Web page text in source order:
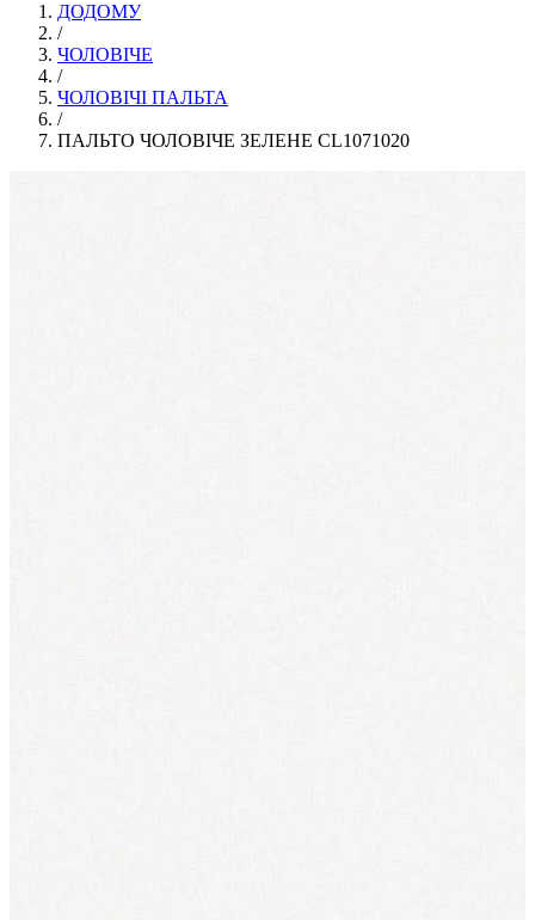
ДОДОМУ
/
ЧОЛОВІЧЕ
/
ЧОЛОВІЧІ ПАЛЬТА
/
ПАЛЬТО ЧОЛОВІЧЕ ЗЕЛЕНЕ CL1071020